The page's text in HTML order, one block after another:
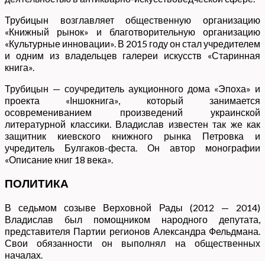
Трубицын возглавляет общественную организацию
«Книжный рынок» и благотворительную организацию
«Культурные инновации». В 2015 году он стал учредителем
и одним из владельцев галереи искусств «Старинная
книга».
Трубицын — соучредитель аукционного дома «Эпоха» и
проекта «Іншокнига», который занимается
осовремениванием произведений украинской
литературной классики. Владислав известен так же как
защитник киевского книжного рынка Петровка и
учредитель Булгаков-феста. Он автор монографии
«Описание книг 18 века».
ПОЛИТИКА
В седьмом созыве Верховной Рады (2012 — 2014)
Владислав был помощником народного депутата,
представителя Партии регионов Александра Фельдмана.
Свои обязанности он выполнял на общественных
началах.